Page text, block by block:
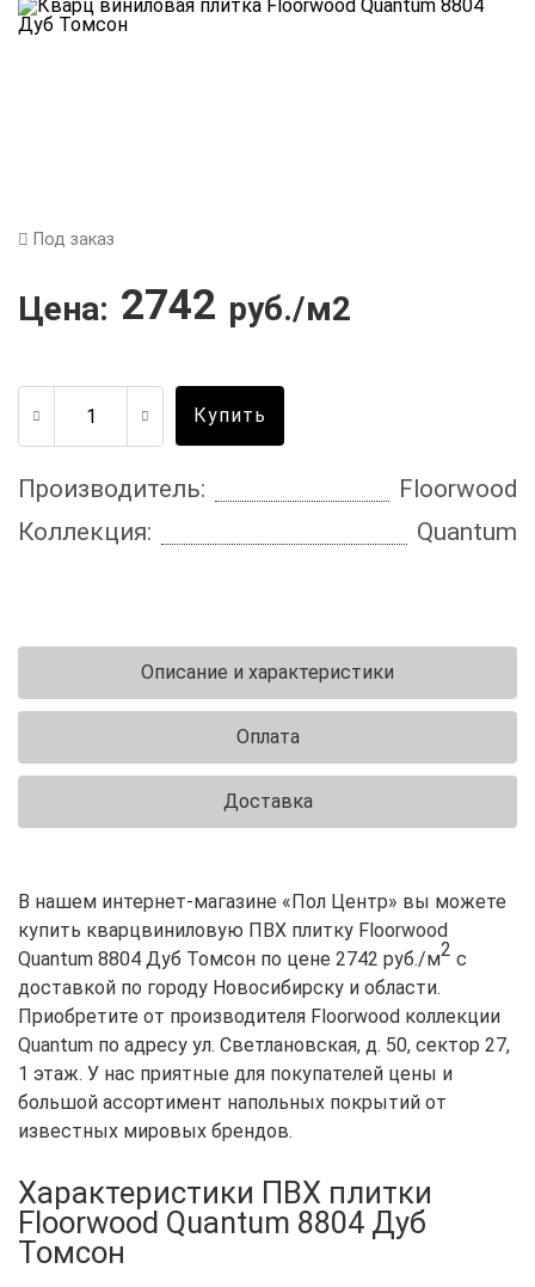
Под заказ
Цена: 2742 руб./м2
Купить
Производитель:
Floorwood
Коллекция:
Quantum
Описание и характеристики
Оплата
Доставка
В нашем интернет-магазине «Пол Центр» вы можете
купить кварцвиниловую ПВХ плитку Floorwood
Quantum 8804 Дуб Томсон по цене 2742 руб./м2 с
доставкой по городу Новосибирску и области.
Приобретите от производителя Floorwood коллекции
Quantum по адресу ул. Светлановская, д. 50, сектор 27,
1 этаж. У нас приятные для покупателей цены и
большой ассортимент напольных покрытий от
известных мировых брендов.
Характеристики ПВХ плитки
Floorwood Quantum 8804 Дуб
Томсон